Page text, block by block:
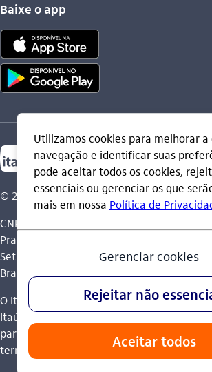
Baixe o app
© 2026 Itaú Unibanco Holding S.A.
CNPJ: 60.872.504/0001-23
Praça Alfredo Egydio de Souza Aranha,
Setubal, Parque Jabaquara - CEP 04344-
Brasil.
O Itaú Unibanco Holding S.A. é integrante
Itaú Unibanco e possui autorização do
para operar como banco múltiplo e realizar
termos da legislação vigente.